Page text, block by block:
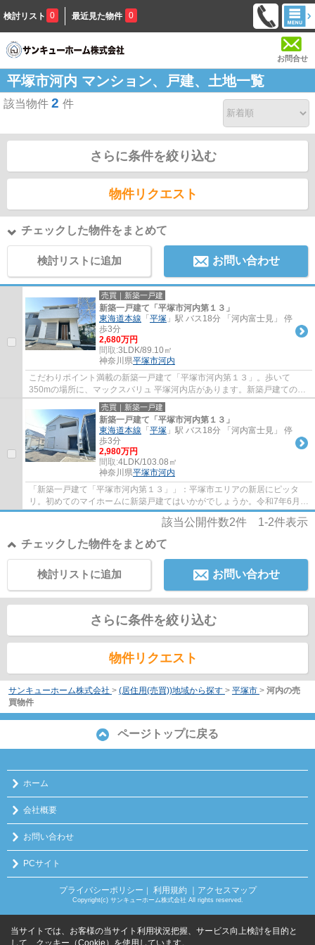
検討リスト 0 最近見た物件 0
お問合せ
平塚市河内 マンション、戸建、土地一覧
該当物件 2 件
さらに条件を絞り込む
物件リクエスト
チェックした物件をまとめて
検討リストに追加 お問い合わせ
売買｜新築一戸建
新築一戸建て「平塚市河内第１３」
東海道本線 「 平塚 」駅 バス18分 「河内富士見」 停
歩3分
2,680万円
間取:3LDK/89.10㎡
神奈川県平塚市河内
こだわりポイント満載の新築一戸建て「平塚市河内第１３」。歩いて
350mの場所に、マックスバリュ 平塚河内店があります。新築戸建ての物
件は、室内のレイアウトも自分好みに変更可能で...
売買｜新築一戸建
新築一戸建て「平塚市河内第１３」
東海道本線 「 平塚 」駅 バス18分 「河内富士見」 停
歩3分
2,980万円
間取:4LDK/103.08㎡
神奈川県平塚市河内
「新築一戸建て「平塚市河内第１３」」：平塚市エリアの新居にピッタ
リ。初めてのマイホームに新築戸建てはいかがでしょうか。令和7年6月完
成の新築物件。冷めてしまったお風呂も簡単...
該当公開件数2件 1-2件表示
チェックした物件をまとめて
お問い合わせ
検討リストに追加
さらに条件を絞り込む
物件リクエスト
サンキューホーム株式会社 > (居住用(売買))地域から探す > 平塚市 > 河内の売
買物件
ページトップに戻る
ホーム
会社概要
お問い合わせ
PCサイト
プライバシーポリシー ｜ 利用規約 ｜アクセスマップ
Copyright(c) サンキューホーム株式会社 All rights reserved.
当サイトでは、お客様の当サイト利用状況把握、サービス向上検討を目的と
して、クッキー（Cookie）を使用しています。